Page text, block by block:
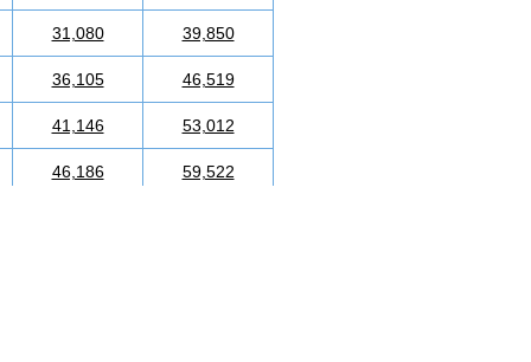
31,080 39,850
36,105 46,519
41,146 53,012
46,186 59,522